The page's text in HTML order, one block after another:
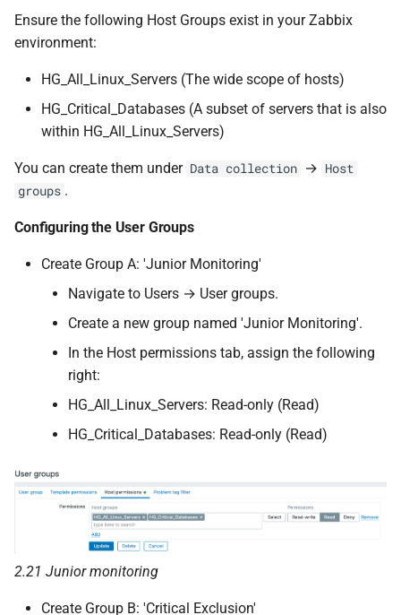
Ensure the following Host Groups exist in your Zabbix
environment:
HG_All_Linux_Servers (The wide scope of hosts)
HG_Critical_Databases (A subset of servers that is also
within HG_All_Linux_Servers)
You can create them under Data collection → Host
groups .
Configuring the User Groups
Create Group A: 'Junior Monitoring'
Navigate to Users → User groups.
Create a new group named 'Junior Monitoring'.
In the Host permissions tab, assign the following
right:
HG_All_Linux_Servers: Read-only (Read)
HG_Critical_Databases: Read-only (Read)
2.21 Junior monitoring
Create Group B: 'Critical Exclusion'